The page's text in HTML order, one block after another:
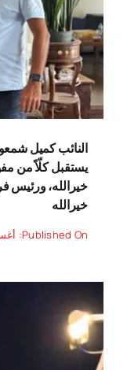
النائب كميل
يستقبل كلّاً من
خيرالله، ورئيس
خيرالله
Published On: أغسطس 11, 2025